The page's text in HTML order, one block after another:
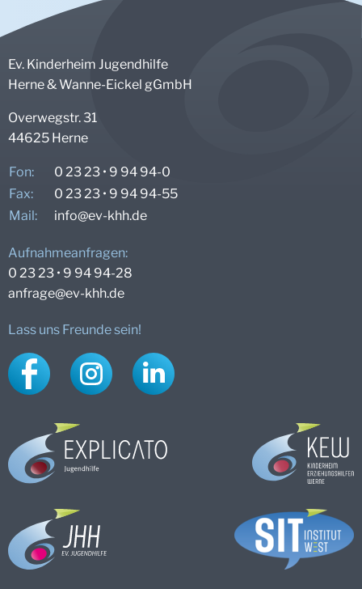
Ev. Kinderheim Jugendhilfe
Herne & Wanne-Eickel gGmbH
Overwegstr. 31
44625 Herne
Fon:
0 23 23 • 9 94 94-0
Fax:
0 23 23 • 9 94 94-55
Mail:
info@ev-khh.de
Aufnahmeanfragen:
0 23 23 • 9 94 94-28
anfrage@ev-khh.de
Lass uns Freunde sein!